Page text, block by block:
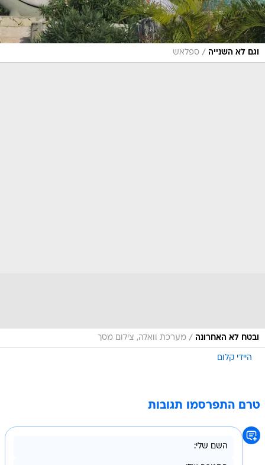
וגם לא השנייה / ספלאש
ובטח לא האחרונה / מערכת וואלה, צילום מסך
היידי קלום
טרם התפרסמו תגובות